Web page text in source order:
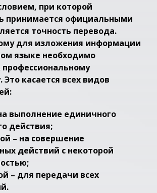
при которой
принимается официальными
точность перевода.
для изложения информации
языке необходимо
профессиональному
касается всех видов
выполнение единичного
действия;
– на совершение
действий с некоторой
– для передачи всех